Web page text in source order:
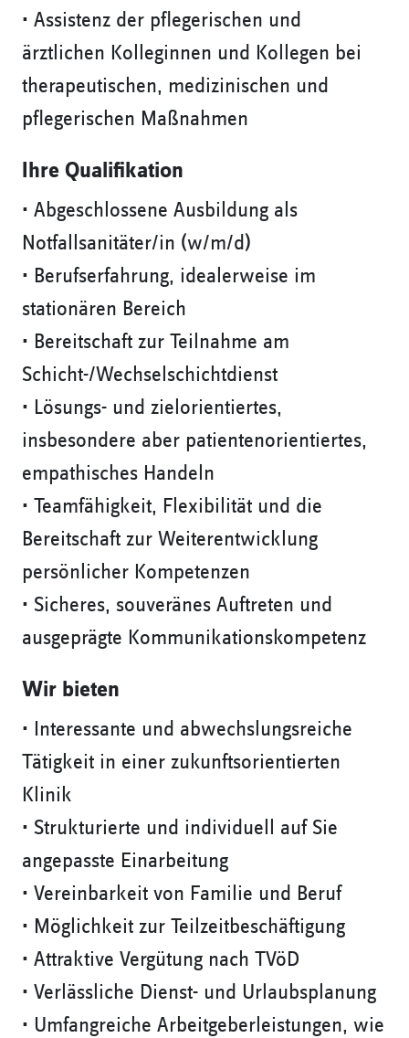
• Assistenz der pflegerischen und
ärztlichen Kolleginnen und Kollegen bei
therapeutischen, medizinischen und
pflegerischen Maßnahmen
Ihre Qualifikation
• Abgeschlossene Ausbildung als
Notfallsanitäter/in (w/m/d)
• Berufserfahrung, idealerweise im
stationären Bereich
• Bereitschaft zur Teilnahme am
Schicht-/Wechselschichtdienst
• Lösungs- und zielorientiertes,
insbesondere aber patientenorientiertes,
empathisches Handeln
• Teamfähigkeit, Flexibilität und die
Bereitschaft zur Weiterentwicklung
persönlicher Kompetenzen
• Sicheres, souveränes Auftreten und
ausgeprägte Kommunikationskompetenz
Wir bieten
• Interessante und abwechslungsreiche
Tätigkeit in einer zukunftsorientierten
Klinik
• Strukturierte und individuell auf Sie
angepasste Einarbeitung
• Vereinbarkeit von Familie und Beruf
• Möglichkeit zur Teilzeitbeschäftigung
• Attraktive Vergütung nach TVöD
• Verlässliche Dienst- und Urlaubsplanung
• Umfangreiche Arbeitgeberleistungen, wie